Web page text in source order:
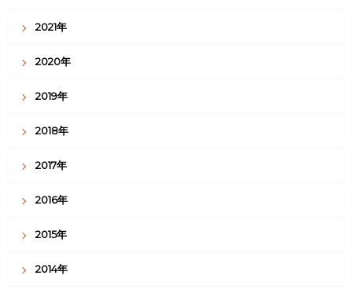
2021年
2020年
2019年
2018年
2017年
2016年
2015年
2014年